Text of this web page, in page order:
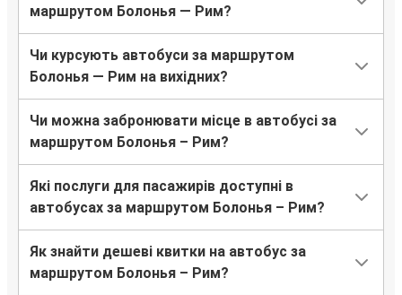
маршрутом Болонья — Рим?
Чи курсують автобуси за маршрутом
Болонья — Рим на вихідних?
Чи можна забронювати місце в автобусі за
маршрутом Болонья – Рим?
Які послуги для пасажирів доступні в
автобусах за маршрутом Болонья – Рим?
Як знайти дешеві квитки на автобус за
маршрутом Болонья – Рим?